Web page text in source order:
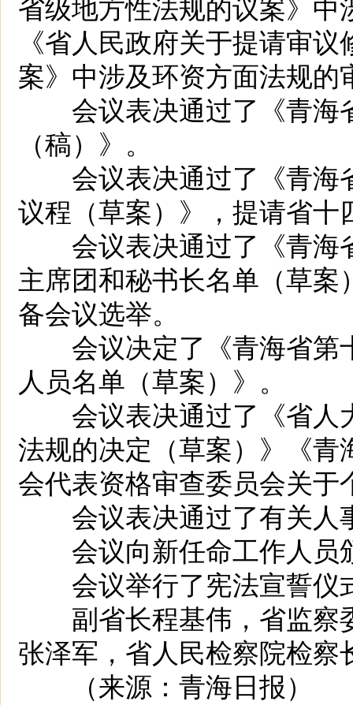
《省人民政府关于提请审
案》中涉及环资方面法规的
会议表决通过了《青海
（稿）》。
会议表决通过了《青海
议程（草案）》，提请省
会议表决通过了《青海
主席团和秘书长名单（草
备会议选举。
会议决定了《青海省第
人员名单（草案）》。
会议表决通过了《省人
法规的决定（草案）》《
会代表资格审查委员会关
会议表决通过了有关人
会议向新任命工作人员
会议举行了宪法宣誓仪
副省长程基伟，省监察
张泽军，省人民检察院检
（来源：青海日报）